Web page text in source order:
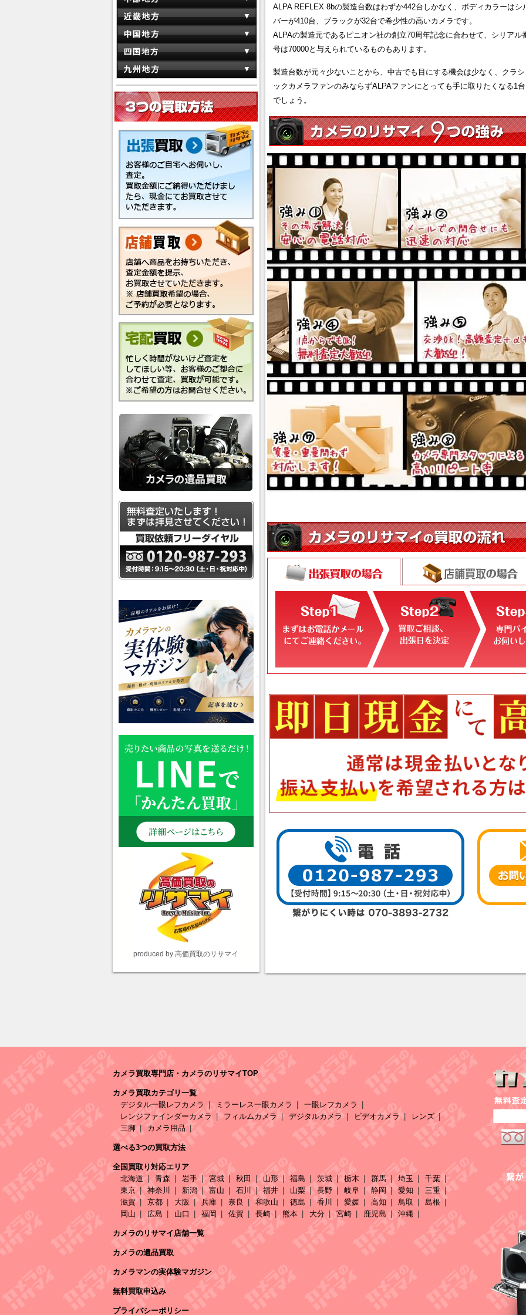
ALPA REFLEX 8bの製造台数はわずか442台しかなく、ボディカラーはシ
バーが410台、ブラックが32台で希少性の高いカメラです。
ALPAの製造元であるピニオン社の創立70周年記念に合わせて、シリアル
号は70000と与えられているものもあります。
製造台数が元々少ないことから、中古でも目にする機会は少なく、クラシ
ックカメラファンのみならずALPAファンにとっても手に取りたくなる1台
でしょう。
produced by 高価買取のリサマイ
カメラ買取専門店・カメラのリサマイTOP
カメラ買取カテゴリ一覧
デジタル一眼レフカメラ
ミラーレス一眼カメラ
一眼レフカメラ
レンジファインダーカメラ
フィルムカメラ デジタルカメラ ビデオカメラ
レンズ
三脚
カメラ用品
選べる3つの買取方法
全国買取り対応エリア
北海道
青森 岩手 宮城 秋田 山形 福島 茨城 栃木 群馬 埼玉
千葉
東京
神奈川 新潟 富山 石川 福井 山梨 長野 岐阜 静岡 愛知
三重
滋賀
京都 大阪 兵庫 奈良 和歌山 徳島 香川 愛媛 高知 鳥取
島根
岡山
広島 山口 福岡 佐賀 長崎 熊本 大分 宮崎 鹿児島 沖縄
カメラのリサマイ店舗一覧
カメラの遺品買取
カメラマンの実体験マガジン
無料買取申込み
プライバシーポリシー